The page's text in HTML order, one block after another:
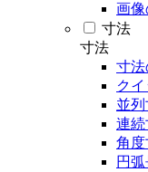
画像
寸法
寸法
寸
ク
並
連
角
円